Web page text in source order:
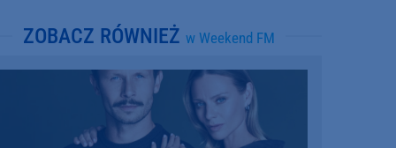
ZOBACZ RÓWNIEŻ w Weekend FM